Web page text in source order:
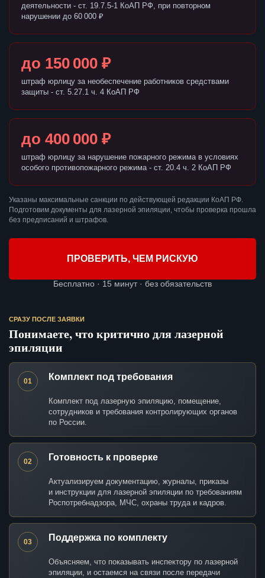
деятельности - ст. 19.7.5-1 КоАП РФ, при повторном
нарушении до 60 000 ₽
до 150 000 ₽
штраф юрлицу за необеспечение работников средствами
защиты - ст. 5.27.1 ч. 4 КоАП РФ
до 400 000 ₽
штраф юрлицу за нарушение пожарного режима в условиях
особого противопожарного режима - ст. 20.4 ч. 2 КоАП РФ
Указаны максимальные санкции по действующей редакции КоАП РФ.
Подготовим документы для лазерной эпиляции, чтобы проверка прошла
без предписаний и штрафов.
ПРОВЕРИТЬ, ЧЕМ РИСКУЮ
Бесплатно · 15 минут · без обязательств
СРАЗУ ПОСЛЕ ЗАЯВКИ
Понимаете, что критично для лазерной
эпиляции
01 Комплект под требования
Комплект под лазерную эпиляцию, помещение,
сотрудников и требования контролирующих органов
по России.
02 Готовность к проверке
Актуализируем документацию, журналы, приказы
и инструкции для лазерной эпиляции по требованиям
Роспотребнадзора, МЧС, охраны труда и кадров.
03 Поддержка по комплекту
Объясняем, что показывать инспектору по лазерной
эпиляции, и остаемся на связи после передачи